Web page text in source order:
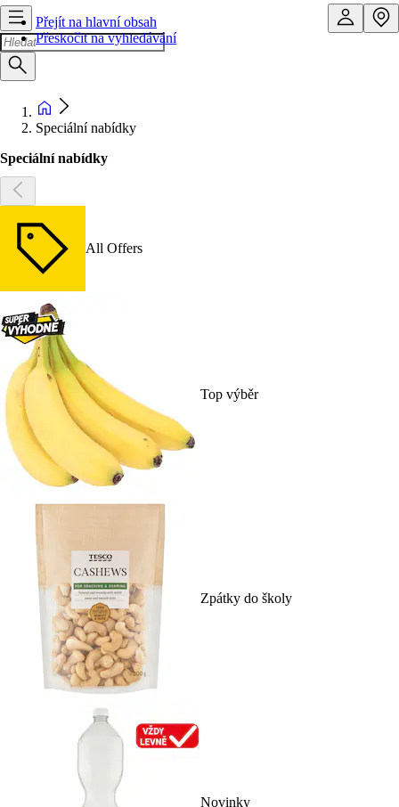
Přejít na hlavní obsah
Přeskočit na vyhledávání
Speciální nabídky
Speciální nabídky
All Offers
Top výběr
Zpátky do školy
Novinky